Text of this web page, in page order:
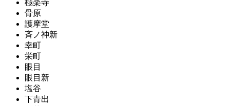
極楽寺
骨原
護摩堂
斉ノ神新
幸町
栄町
眼目
眼目新
塩谷
下青出